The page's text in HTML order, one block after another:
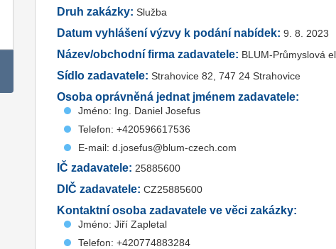
Druh zakázky: Služba
Datum vyhlášení výzvy k podání nabídek: 9. 8. 2023
Název/obchodní firma zadavatele: BLUM-Průmyslová
Sídlo zadavatele: Strahovice 82, 747 24 Strahovice
Osoba oprávněná jednat jménem zadavatele:
Jméno: Ing. Daniel Josefus
Telefon: +420596617536
E-mail: d.josefus@blum-czech.com
IČ zadavatele: 25885600
DIČ zadavatele: CZ25885600
Kontaktní osoba zadavatele ve věci zakázky:
Jméno: Jiří Zapletal
Telefon: +420774883284